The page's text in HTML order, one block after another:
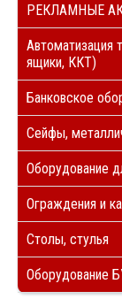
РЕКЛАМНЫЕ
Автоматизация
ящики, ККТ)
Банковское
Сейфы,
Оборудование
Ограждения и
Столы, стулья
Оборудование